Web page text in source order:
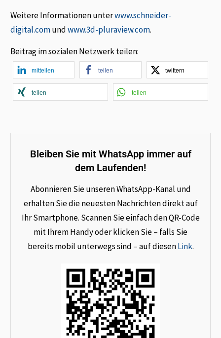
Weitere Informationen unterwww.schneider-
digital.comundwww.3d-pluraview.com.
Beitrag im sozialen Netzwerk teilen:
mitteilen teilen twittern
teilen teilen
Bleiben Sie mit WhatsApp immer auf
dem Laufenden!
Abonnieren Sie unseren WhatsApp-Kanal und
erhalten Sie die neuesten Nachrichten direkt auf
Ihr Smartphone. Scannen Sie einfach den QR-Code
mit Ihrem Handy oder klicken Sie – falls Sie
bereits mobil unterwegs sind – auf diesenLink.